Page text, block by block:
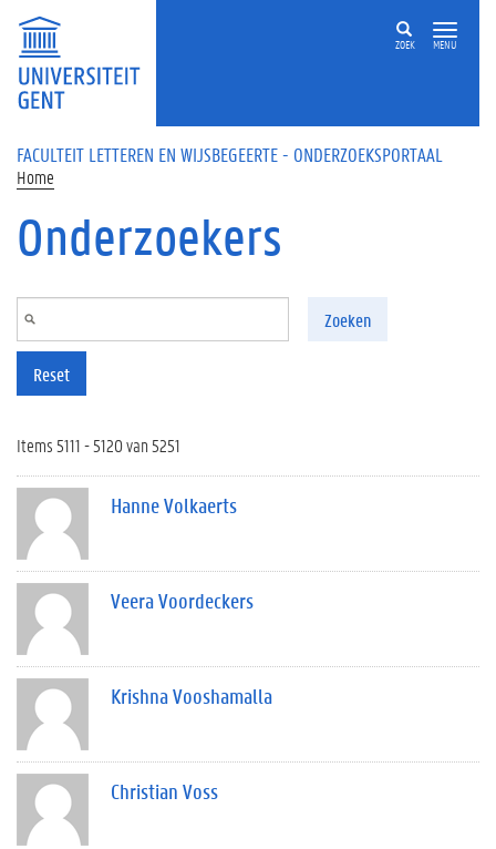
Overslaan en naar de inhoud gaan
ZOEK MENU
FACULTEIT LETTEREN EN WIJSBEGEERTE - ONDERZOEKSPORTAAL
Home
Onderzoekers
Zoeken
Reset
Items 5111 - 5120 van 5251
Hanne Volkaerts
Veera Voordeckers
Krishna Vooshamalla
Christian Voss